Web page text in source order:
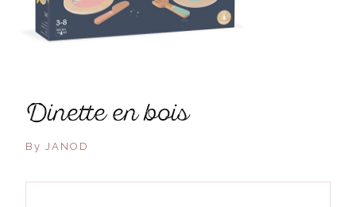
dinette en bois
By JANOD